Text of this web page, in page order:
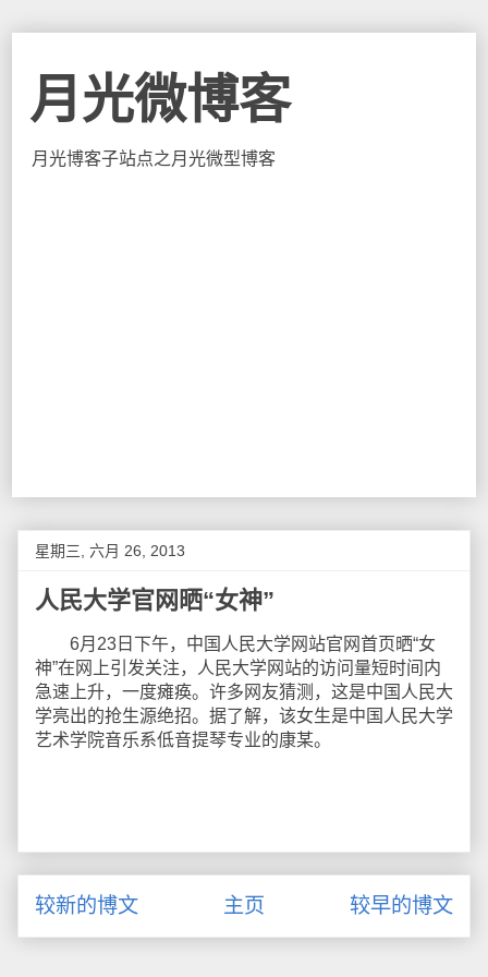
月光微博客
月光博客子站点之月光微型博客
星期三, 六月 26, 2013
人民大学官网晒“女神”
6月23日下午，中国人民大学网站官网首页晒“女
神”在网上引发关注，人民大学网站的访问量短时间内
急速上升，一度瘫痪。许多网友猜测，这是中国人民大
学亮出的抢生源绝招。据了解，该女生是中国人民大学
艺术学院音乐系低音提琴专业的康某。
较新的博文 较早的博文
主页